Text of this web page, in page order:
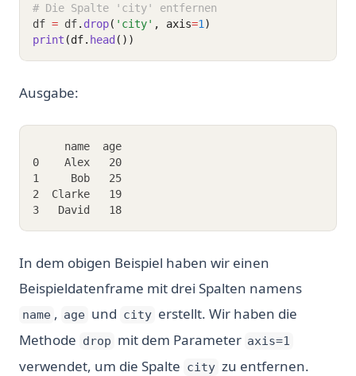
# Die Spalte 'city' entfernen
df = df. drop( 'city' , axis=1 )
print (df. head ())
Ausgabe:
     name  age
0    Alex   20
1     Bob   25
2  Clarke   19
3   David   18
In dem obigen Beispiel haben wir einen
Beispieldatenframe mit drei Spalten namens
name , age und city erstellt. Wir haben die
Methode drop mit dem Parameter axis=1
verwendet, um die Spalte city zu entfernen.